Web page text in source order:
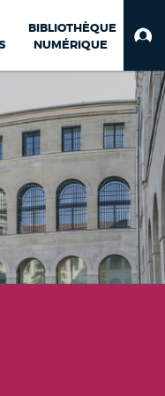
BIBLIOTHÈQUE
NUMÉRIQUE